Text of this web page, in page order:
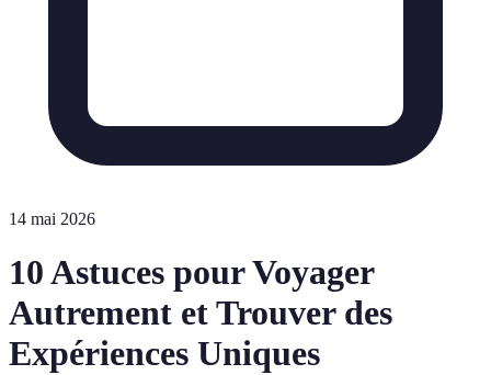
14 mai 2026
10 Astuces pour Voyager
Autrement et Trouver des
Expériences Uniques